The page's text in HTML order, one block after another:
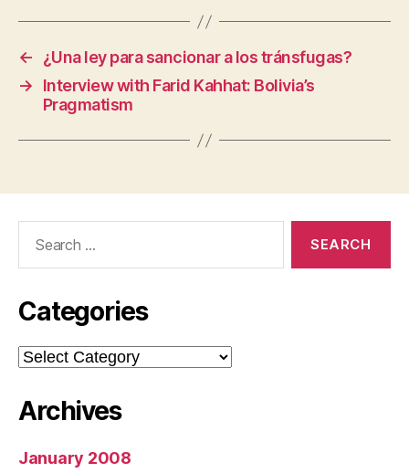
←
¿Una ley para sancionar a los tránsfugas?
→
Interview with Farid Kahhat: Bolivia’s
Pragmatism
Categories
Categories
Archives
January 2008